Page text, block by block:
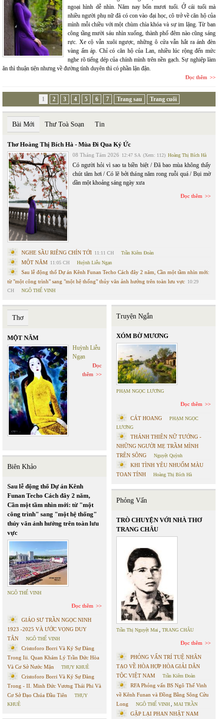
ngoại hình dễ nhìn. Năm nay bốn mươi tuổi. Ở cái tuổi mà
nhiều người phụ nữ đã có con vào đại học, cô trở về căn hộ của
mình mỗi chiều với một chùm chìa khóa và sự im lặng. Từ ban
công tầng mười sáu nhìn xuống, thành phố đêm nào cũng sáng
rực. Xe cộ vẫn xuôi ngược, những ô cửa vẫn hắt ra ánh đèn
vàng ấm áp. Chỉ có căn hộ của Lan, nhiều lúc rộng đến mức
nghe rõ tiếng dép của chính mình trên nền gạch. Sự nghiệp làm
ăn thì thuận tiện nhưng về đường tình duyên thì có phần lận đận.
Đọc thêm
1 2 3 4 5 6 7 Trang sau Trang cuối
Bài Mới Thư Toà Soạn Tin
Thơ Hoàng Thị Bích Hà - Mùa Đi Qua Ký Ức
08 Tháng Tám 2026 12:47 SA (Xem: 112) Hoàng Thị Bích Hà
Có người hỏi vì sao ta biền biệt / Đã bao mùa không thấy
chút tăm hơi / Có lẽ bởi tháng năm rong ruỗi quá / Bụi mờ
dần một khoảng sáng ngày xưa
Đọc thêm
NGHE SẦU RIÊNG CHÍN TỚI 11:11 CH Trần Kiêm Đoàn
MỘT NĂM 11:05 CH Huỳnh Liễu Ngạn
Sau lễ động thổ Dự án Kênh Funan Techo Cách đây 2 năm, Cần một tầm nhìn mới:
từ "một công trình" sang "một hệ thống" thủy văn ảnh hưởng trên toàn lưu vực 10:29
CH
NGÔ THẾ VINH
Thơ
MỘT NĂM
Huỳnh Liễu
Ngạn
Đọc
thêm
Biên Khảo
Sau lễ động thổ Dự án Kênh
Funan Techo Cách đây 2 năm,
Cần một tầm nhìn mới: từ "một
công trình" sang "một hệ thống"
thủy văn ảnh hưởng trên toàn lưu
vực
NGÔ THẾ VINH
Đọc thêm
GIÁO SƯ TRẦN NGỌC NINH
1923 -2025 VÀ ƯỚC VỌNG DUY
TÂN
NGÔ THẾ VINH
Cristoforo Borri Và Ký Sự Đàng
Trong Iii. Quan Khám Lý Trần Đức Hòa
Và Cơ Sở Nước Mặn
THỤY KHUÊ
Cristoforo Borri Và Ký Sự Đàng
Trong - II. Minh Đức Vương Thái Phi Và
Cơ Sở Đạo Chúa Đầu Tiên
THỤY
KHUÊ
Truyện Ngắn
XÓM BỜ MƯƠNG
PHẠM NGỌC LƯƠNG
Đọc thêm
CÁT HOANG
PHẠM NGỌC
LƯƠNG
THÁNH THIÊN NỮ TƯỚNG -
NHỮNG NGƯỜI MẸ TRẦM MÌNH
TRÊN SÔNG
Nguyệt Quỳnh
KHI TÌNH YÊU NHUỐM MÀU
TOAN TÍNH
Hoàng Thị Bích Hà
Phỏng Vấn
TRÒ CHUYỆN VỚI NHÀ THƠ
TRANG CHÂU
Trần Thị Nguyệt Mai TRANG CHÂU
Đọc thêm
PHỎNG VẤN TRÍ TUỆ NHÂN
TẠO VỀ HÒA HỢP HÒA GIẢI DÂN
TỘC VIỆT NAM
Trần Kiêm Đoàn
RFA Phỏng vấn BS Ngô Thế Vinh
về Kênh Funan và Đồng Bằng Sông Cửu
Long
NGÔ THẾ VINH MAI TRẦN
GẶP LẠI PHAN NHẬT NAM